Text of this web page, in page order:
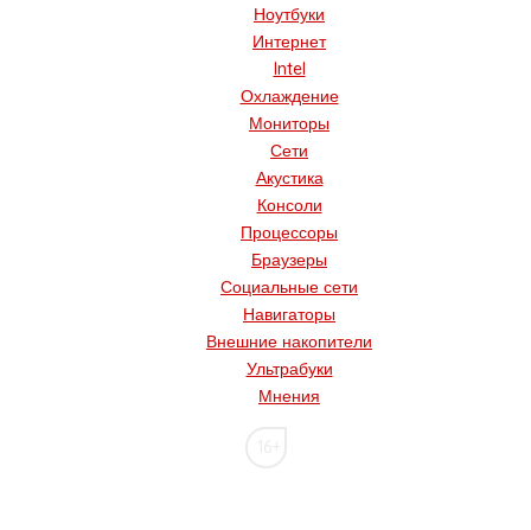
Ноутбуки
Интернет
Intel
Охлаждение
Мониторы
Сети
Акустика
Консоли
Процессоры
Браузеры
Социальные сети
Навигаторы
Внешние накопители
Ультрабуки
Мнения